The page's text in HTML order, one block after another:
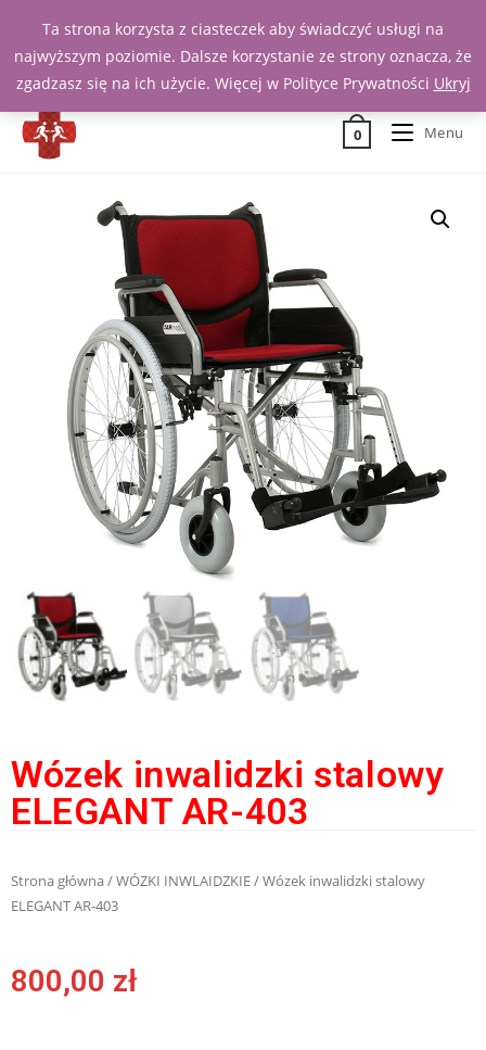
Zadzwoń 539 391 290
0 Menu
Wózek inwalidzki stalowy
ELEGANT AR-403
Strona główna/WÓZKI INWLAIDZKIE/ Wózek inwalidzki stalowy
ELEGANT AR-403
800,00 zł
Ta strona korzysta z ciasteczek aby świadczyć usługi na
najwyższym poziomie. Dalsze korzystanie ze strony oznacza, że
zgadzasz się na ich użycie. Więcej w Polityce Prywatności Ukryj